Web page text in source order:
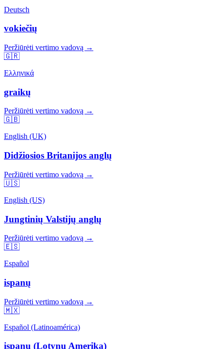
Deutsch
vokiečių
Peržiūrėti vertimo vadovą →
🇬🇷
Ελληνικά
graikų
Peržiūrėti vertimo vadovą →
🇬🇧
English (UK)
Didžiosios Britanijos anglų
Peržiūrėti vertimo vadovą →
🇺🇸
English (US)
Jungtinių Valstijų anglų
Peržiūrėti vertimo vadovą →
🇪🇸
Español
ispanų
Peržiūrėti vertimo vadovą →
🇲🇽
Español (Latinoamérica)
ispanų (Lotynų Amerika)